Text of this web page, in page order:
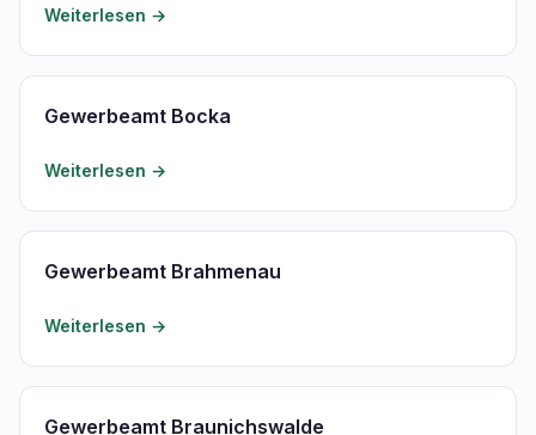
Weiterlesen →
Gewerbeamt Bocka
Weiterlesen →
Gewerbeamt Brahmenau
Weiterlesen →
Gewerbeamt Braunichswalde